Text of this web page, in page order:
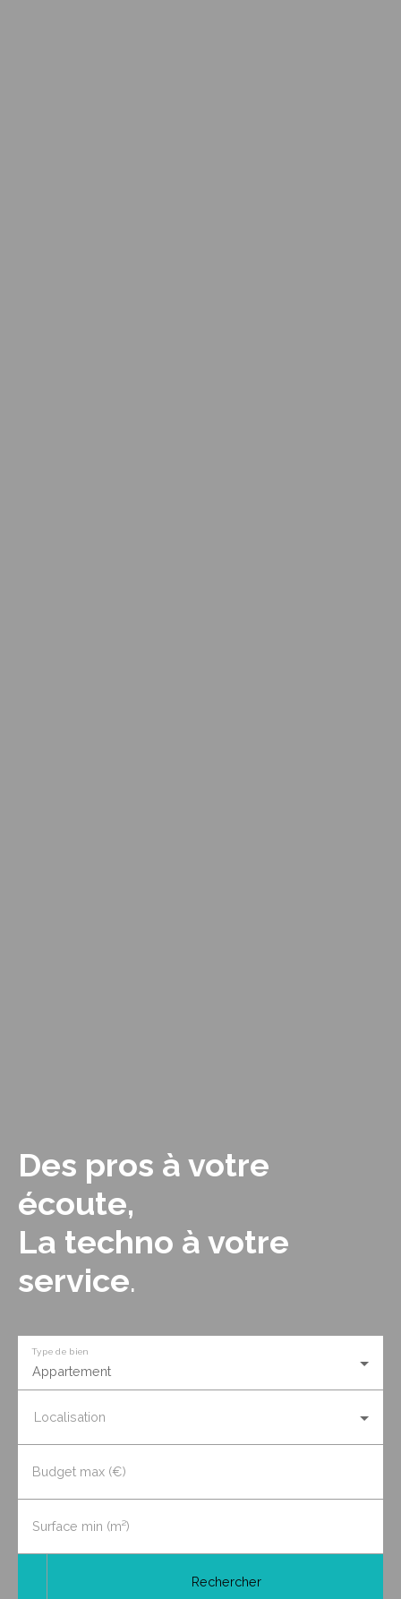
Des pros à votre
écoute,
La techno à votre
service.
Appartement
Type de bien
Localisation
Budget max (€)
Surface min (m²)
Rechercher